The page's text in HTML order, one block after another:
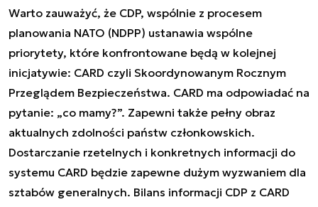
Warto zauważyć, że CDP, wspólnie z procesem
planowania NATO (NDPP) ustanawia wspólne
priorytety, które konfrontowane będą w kolejnej
inicjatywie: CARD czyli Skoordynowanym Rocznym
Przeglądem Bezpieczeństwa. CARD ma odpowiadać na
pytanie: „co mamy?”. Zapewni także pełny obraz
aktualnych zdolności państw członkowskich.
Dostarczanie rzetelnych i konkretnych informacji do
systemu CARD będzie zapewne dużym wyzwaniem dla
sztabów generalnych. Bilans informacji CDP z CARD